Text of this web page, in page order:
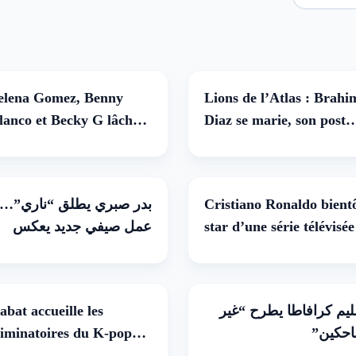
Gomez, Benny
et Becky G lâchent
5 août
Lions de l’Atlas :
Diaz se marie, son post
بدر صبري يطلق “ناري”…
عمل صيفي جديد يعكس
31 juillet
Cristiano Ronaldo
star d’une série télévisée
accueille les
du K-pop
1 juilletكرافاطا يطرح “غير